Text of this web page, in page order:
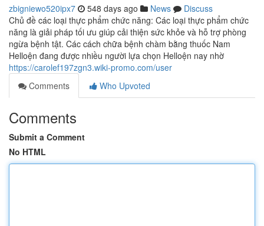
zbigniewo520ipx7 548 days ago News
Discuss
Chủ đề các loại thực phẩm chức năng: Các loại thực phẩm chức
năng là giải pháp tối ưu giúp cải thiện sức khỏe và hỗ trợ phòng
ngừa bệnh tật. Các cách chữa bệnh chàm bằng thuốc Nam
Helloện đang được nhiều người lựa chọn Helloện nay nhờ
https://carolef197zgn3.wiki-promo.com/user
Comments
Who Upvoted
Comments
Submit a Comment
No HTML